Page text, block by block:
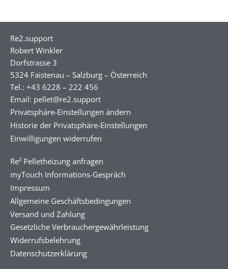
Re2.support
Robert Winkler
Dorfstrasse 3
5324 Faistenau – Salzburg – Österreich
Tel.: +43 6228 – 222 456
Email: pellet@re2.support
Privatsphäre-Einstellungen ändern
Historie der Privatsphäre-Einstellungen
Einwilligungen widerrufen
Re² Pelletheizung anfragen
myTouch Informations-Gespräch
Impressum
Allgemeine Geschäftsbedingungen
Versand und Zahlung
Gesetzliche Verbrauchergewährleistung
Widerrufsbelehrung
Datenschutzerklärung